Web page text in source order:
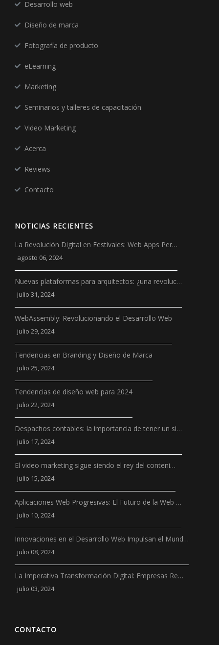
Desarrollo web
Diseño de marca
Fotografía de producto
eLearning
Marketing
Seminarios y talleres de capacitación
Video Marketing
Acerca
Reviews
Contacto
NOTICIAS RECIENTES
La Revolución Digital en Festivales: Web Apps Per…
agosto 06, 2024
Nuevas plataformas para arquitectos: ¿una revoluc…
julio 31, 2024
WebAssembly: Revolucionando el Desarrollo Web
julio 29, 2024
Tendencias en Branding y Diseño de Marca
julio 25, 2024
Tendencias de diseño web para 2024
julio 22, 2024
Despachos contables: la importancia de tener un si…
julio 17, 2024
El video marketing sigue siendo el rey del conteni…
julio 15, 2024
Aplicaciones Web Progresivas: El Futuro de la Web …
julio 10, 2024
Innovaciones en el Desarrollo Web Impulsan el Mund…
julio 08, 2024
La Imperativa Transformación Digital: Empresas Re…
julio 03, 2024
CONTACTO